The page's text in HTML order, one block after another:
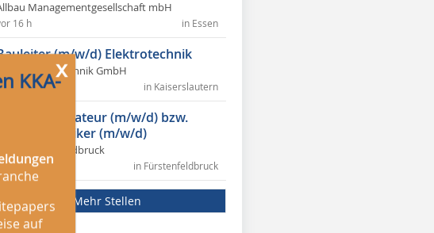
x
KKA-
auf
Managementgesellschaft mbH
in Essen
16 h
(m/w/d) Elektrotechnik
Salvia Elektrotechnik GmbH
in Kaiserslautern
16 h
Elektroinstallateur (m/w/d) bzw.
Elektrotechniker (m/w/d)
Stadt Fürstenfeldbruck
in Fürstenfeldbruck
16 h
Mehr Stellen